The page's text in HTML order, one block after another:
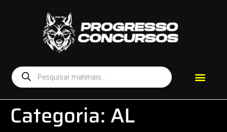
Categoria: AL